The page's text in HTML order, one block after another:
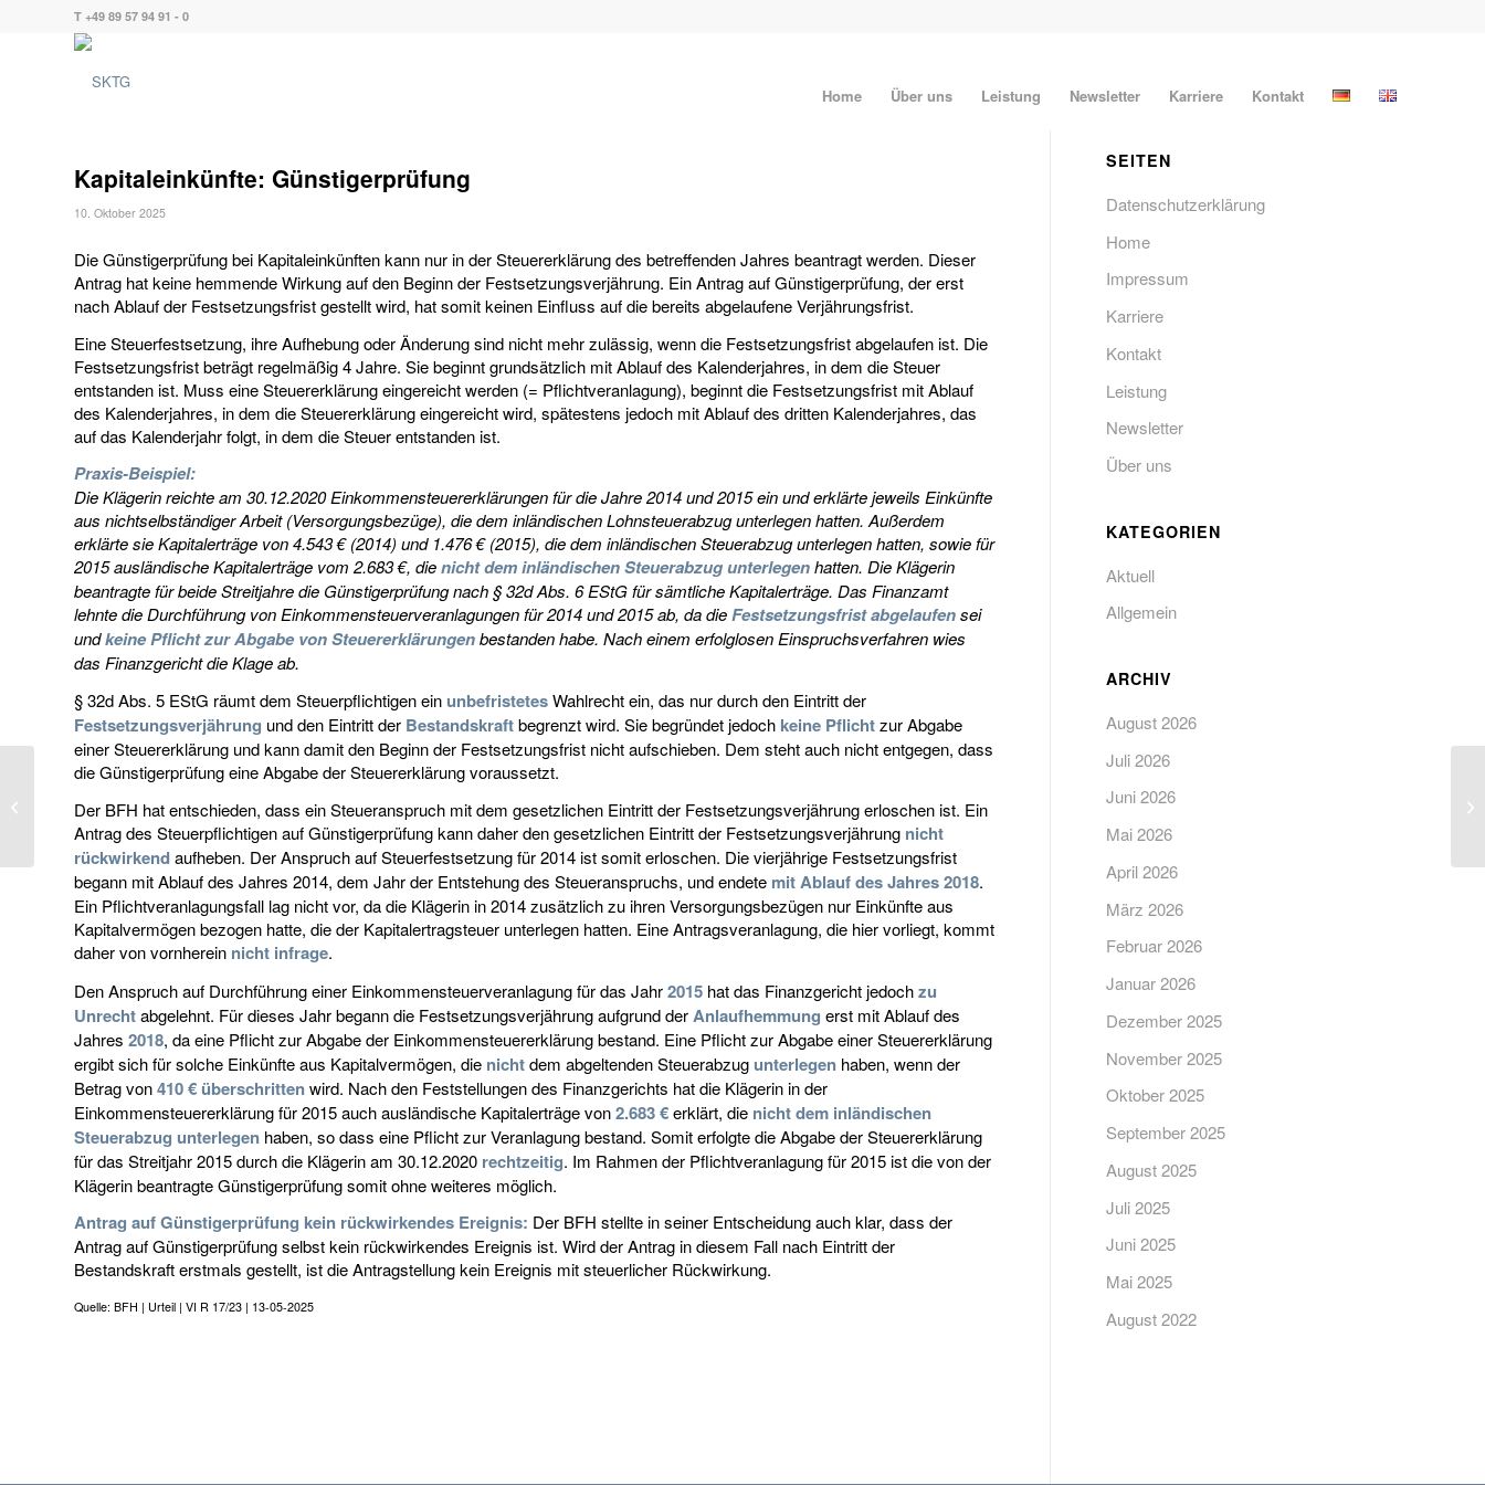
T +49 89 57 94 91 - 0
Home Über uns Leistung Newsletter Karriere Kontakt
Kapitaleinkünfte: Günstigerprüfung
10. Oktober 2025
Die Günstigerprüfung bei Kapitaleinkünften kann nur in der Steuererklärung des betreffenden Jahres beantragt werden. Dieser
Antrag hat keine hemmende Wirkung auf den Beginn der Festsetzungsverjährung. Ein Antrag auf Günstigerprüfung, der erst
nach Ablauf der Festsetzungsfrist gestellt wird, hat somit keinen Einfluss auf die bereits abgelaufene Verjährungsfrist.
Eine Steuerfestsetzung, ihre Aufhebung oder Änderung sind nicht mehr zulässig, wenn die Festsetzungsfrist abgelaufen ist. Die
Festsetzungsfrist beträgt regelmäßig 4 Jahre. Sie beginnt grundsätzlich mit Ablauf des Kalenderjahres, in dem die Steuer
entstanden ist. Muss eine Steuererklärung eingereicht werden (= Pflichtveranlagung), beginnt die Festsetzungsfrist mit Ablauf
des Kalenderjahres, in dem die Steuererklärung eingereicht wird, spätestens jedoch mit Ablauf des dritten Kalenderjahres, das
auf das Kalenderjahr folgt, in dem die Steuer entstanden ist.
Praxis-Beispiel:
Die Klägerin reichte am 30.12.2020 Einkommensteuererklärungen für die Jahre 2014 und 2015 ein und erklärte jeweils Einkünfte
aus nichtselbständiger Arbeit (Versorgungsbezüge), die dem inländischen Lohnsteuerabzug unterlegen hatten. Außerdem
erklärte sie Kapitalerträge von 4.543 € (2014) und 1.476 € (2015), die dem inländischen Steuerabzug unterlegen hatten, sowie für
2015 ausländische Kapitalerträge vom 2.683 €, dienicht dem inländischen Steuerabzug unterlegenhatten. Die Klägerin
beantragte für beide Streitjahre die Günstigerprüfung nach § 32d Abs. 6 EStG für sämtliche Kapitalerträge. Das Finanzamt
lehnte die Durchführung von Einkommensteuerveranlagungen für 2014 und 2015 ab, da dieFestsetzungsfrist abgelaufensei
undkeine Pflicht zur Abgabe von Steuererklärungenbestanden habe. Nach einem erfolglosen Einspruchsverfahren wies
das Finanzgericht die Klage ab.
§ 32d Abs. 5 EStG räumt dem Steuerpflichtigen ein unbefristetesWahlrecht ein, das nur durch den Eintritt der
Festsetzungsverjährung und den Eintritt der Bestandskraftbegrenzt wird. Sie begründet jedoch keine Pflichtzur Abgabe
einer Steuererklärung und kann damit den Beginn der Festsetzungsfrist nicht aufschieben. Dem steht auch nicht entgegen, dass
die Günstigerprüfung eine Abgabe der Steuererklärung voraussetzt.
Der BFH hat entschieden, dass ein Steueranspruch mit dem gesetzlichen Eintritt der Festsetzungsverjährung erloschen ist. Ein
Antrag des Steuerpflichtigen auf Günstigerprüfung kann daher den gesetzlichen Eintritt der Festsetzungsverjährung nicht
rückwirkendaufheben. Der Anspruch auf Steuerfestsetzung für 2014 ist somit erloschen. Die vierjährige Festsetzungsfrist
begann mit Ablauf des Jahres 2014, dem Jahr der Entstehung des Steueranspruchs, und endete mit Ablauf des Jahres 2018.
Ein Pflichtveranlagungsfall lag nicht vor, da die Klägerin in 2014 zusätzlich zu ihren Versorgungsbezügen nur Einkünfte aus
Kapitalvermögen bezogen hatte, die der Kapitalertragsteuer unterlegen hatten. Eine Antragsveranlagung, die hier vorliegt, kommt
daher von vornherein nicht infrage.
Den Anspruch auf Durchführung einer Einkommensteuerveranlagung für das Jahr2015 hat das Finanzgericht jedochzu
Unrechtabgelehnt. Für dieses Jahr begann die Festsetzungsverjährung aufgrund derAnlaufhemmung erst mit Ablauf des
Jahres 2018, da eine Pflicht zur Abgabe der Einkommensteuererklärung bestand. Eine Pflicht zur Abgabe einer Steuererklärung
ergibt sich für solche Einkünfte aus Kapitalvermögen, die nichtdem abgeltenden Steuerabzug unterlegen haben, wenn der
Betrag von410 € überschrittenwird. Nach den Feststellungen des Finanzgerichts hat die Klägerin in der
Einkommensteuererklärung für 2015 auch ausländische Kapitalerträge von2.683 €erklärt, die nicht dem inländischen
Steuerabzug unterlegen haben, so dass eine Pflicht zur Veranlagung bestand. Somit erfolgte die Abgabe der Steuererklärung
für das Streitjahr 2015 durch die Klägerin am 30.12.2020 rechtzeitig. Im Rahmen der Pflichtveranlagung für 2015 ist die von der
Klägerin beantragte Günstigerprüfung somit ohne weiteres möglich.
Antrag auf Günstigerprüfung kein rückwirkendes Ereignis: Der BFH stellte in seiner Entscheidung auch klar, dass der
Antrag auf Günstigerprüfung selbst kein rückwirkendes Ereignis ist. Wird der Antrag in diesem Fall nach Eintritt der
Bestandskraft erstmals gestellt, ist die Antragstellung kein Ereignis mit steuerlicher Rückwirkung.
Quelle: BFH | Urteil | VI R 17/23 | 13-05-2025
SEITEN
Datenschutzerklärung
Home
Impressum
Karriere
Kontakt
Leistung
Newsletter
Über uns
KATEGORIEN
Aktuell
Allgemein
ARCHIV
August 2026
Juli 2026
Juni 2026
Mai 2026
April 2026
März 2026
Februar 2026
Januar 2026
Dezember 2025
November 2025
Oktober 2025
September 2025
August 2025
Juli 2025
Juni 2025
Mai 2025
August 2022